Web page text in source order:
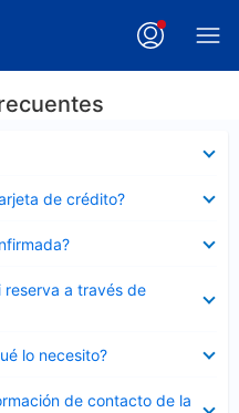
de crédito?
reserva a través de
lo necesito?
de contacto de la